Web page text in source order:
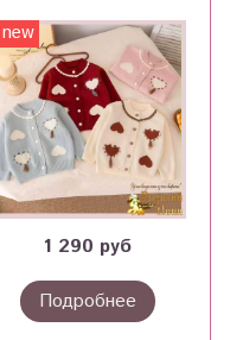
new
1 290 руб
Подробнее